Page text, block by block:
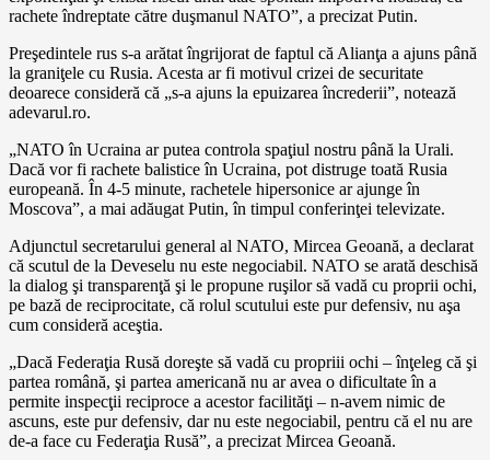
rachete îndreptate către duşmanul NATO”, a precizat Putin.
Preşedintele rus s-a arătat îngrijorat de faptul că Alianţa a ajuns până
la graniţele cu Rusia. Acesta ar fi motivul crizei de securitate
deoarece consideră că „s-a ajuns la epuizarea încrederii”, notează
adevarul.ro.
„NATO în Ucraina ar putea controla spaţiul nostru până la Urali.
Dacă vor fi rachete balistice în Ucraina, pot distruge toată Rusia
europeană. În 4-5 minute, rachetele hipersonice ar ajunge în
Moscova”, a mai adăugat Putin, în timpul conferinţei televizate.
Adjunctul secretarului general al NATO, Mircea Geoană, a declarat
că scutul de la Deveselu nu este negociabil. NATO se arată deschisă
la dialog şi transparenţă şi le propune ruşilor să vadă cu proprii ochi,
pe bază de reciprocitate, că rolul scutului este pur defensiv, nu aşa
cum consideră aceştia.
„Dacă Federaţia Rusă doreşte să vadă cu propriii ochi – înţeleg că şi
partea română, şi partea americană nu ar avea o dificultate în a
permite inspecţii reciproce a acestor facilităţi – n-avem nimic de
ascuns, este pur defensiv, dar nu este negociabil, pentru că el nu are
de-a face cu Federaţia Rusă”, a precizat Mircea Geoană.